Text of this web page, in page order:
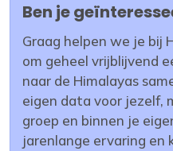
Ben je
Graag helpen we je bij
om geheel vrijblijvend
naar de Himalayas
eigen data voor jezelf,
groep en binnen je
jarenlange ervaring